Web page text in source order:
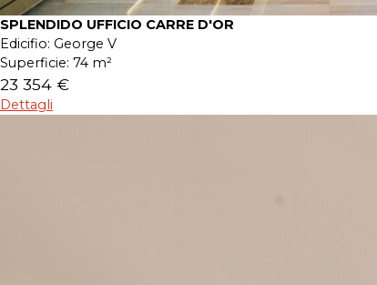
SPLENDIDO UFFICIO CARRE D'OR
Edicifio: George V
Superficie: 74 m²
23 354 €
Dettagli